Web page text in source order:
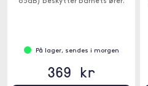
På lager, sendes i morgen
369 kr